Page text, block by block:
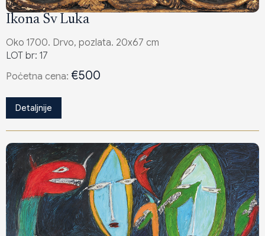
Ikona Sv Luka
Oko 1700. Drvo, pozlata. 20x67 cm
LOT br: 17
Poċetna cena: €500
Detaljnije